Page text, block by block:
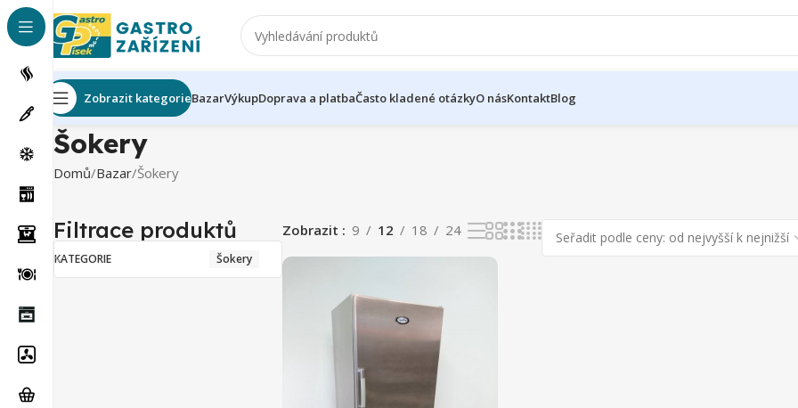
Zobrazit kategorieBazarVýkupDoprava a platbaČasto kladené otázkyO násKontaktBlog
Šokery
Domů Bazar Šokery
Filtrace produktů
KATEGORIE Šokery
Zobrazit 9 12 18 24